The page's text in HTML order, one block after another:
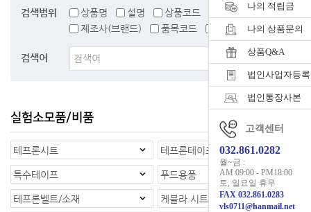
검색범위 상품명 설명 상품코드
검색어태그
제조사(브랜드)
품목코드 품목명
검색어
실험소모품/비품
테프론시트 테프론테이프
특수테이프 푸드용품
테프론벨트/소재 케블라 시트/소재
나의 적립금
나의 상품문의
상품Q&A
법인사업자등
법인통장사본
고객센터
032.861.0282
월~금 :
AM 09:00 - PM18:00
토, 일요일 휴무
FAX 032.861.0283
vls0711@hanmail.net